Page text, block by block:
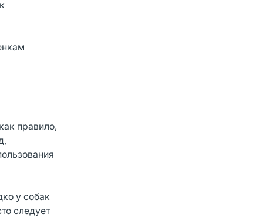
правило,
у собак
следует